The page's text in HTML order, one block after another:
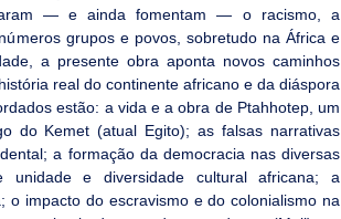
— e ainda fomentam — o racismo, a
grupos e povos, sobretudo na África e
a presente obra aponta novos caminhos
real do continente africano e da diáspora
estão: a vida e a obra de Ptahhotep, um
do Kemet (atual Egito); as falsas narrativas
a formação da democracia nas diversas
e diversidade cultural africana; a
o impacto do escravismo e do colonialismo na